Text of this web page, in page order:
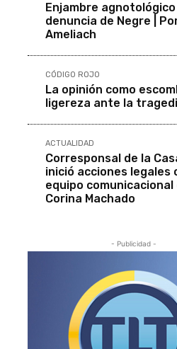
Enjambre agnotológico
denuncia de Negre |
Ameliach
CÓDIGO ROJO
La opinión como
ligereza ante la
ACTUALIDAD
Corresponsal de la
inició acciones legales
equipo comunicacional
Corina Machado
- Publicidad -